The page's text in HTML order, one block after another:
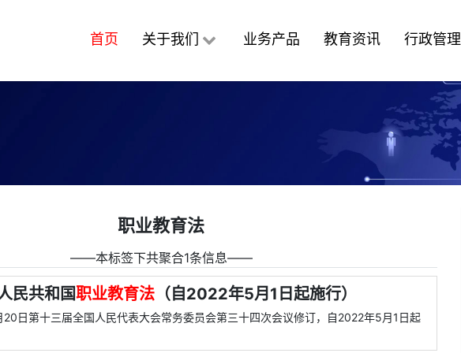
首页 关于我们 业务产品 教育资讯 行政管理
职业教育法
――本标签下共聚合1条信息――
民共和国职业教育法 （自2022年5月1日起施行）
日第十三届全国人民代表大会常务委员会第三十四次会议修订，自2022年5月1日起